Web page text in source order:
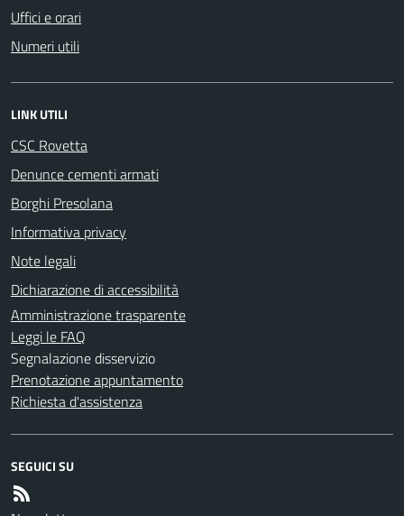
Uffici e orari
Numeri utili
LINK UTILI
CSC Rovetta
Denunce cementi armati
Borghi Presolana
Informativa privacy
Note legali
Dichiarazione di accessibilità
Amministrazione trasparente
Leggi le FAQ
Segnalazione disservizio
Prenotazione appuntamento
Richiesta d'assistenza
SEGUICI SU